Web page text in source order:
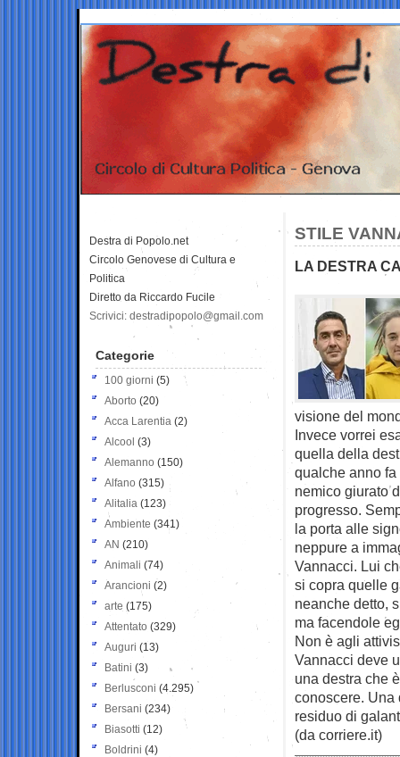
STILE
LA DESTRA
visione del
Invece vorrei
quella della
qualche anno
nemico giurato
progresso.
la porta alle
neppure a
Vannacci. Lui
si copra quelle
neanche detto,
ma facendole
Non è agli
Vannacci deve
una destra che
conoscere. Una
residuo di
(da corriere.it)
Destra di Popolo.net
Circolo Genovese di Cultura e
Politica
Diretto da Riccardo Fucile
Scrivici: destradipopolo@gmail.com
Categorie
100 giorni (5)
Aborto (20)
Acca Larentia (2)
Alcool (3)
Alemanno (150)
Alfano (315)
Alitalia (123)
Ambiente (341)
AN (210)
Animali (74)
Arancioni (2)
arte (175)
Attentato (329)
Auguri (13)
Batini (3)
Berlusconi (4.295)
Bersani (234)
Biasotti (12)
Boldrini (4)